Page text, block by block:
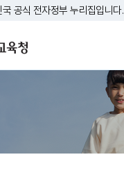
주메뉴바로가기
본문바로가기
공식 전자정부 누리집입니다.